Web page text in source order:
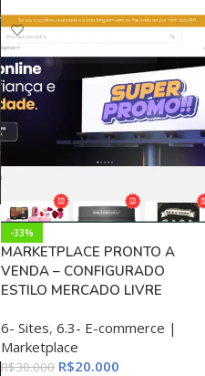
-33%
MARKETPLACE PRONTO A
VENDA – CONFIGURADO
ESTILO MERCADO LIVRE
6- Sites, 6.3- E-commerce |
Marketplace
R$30.000 R$20.000